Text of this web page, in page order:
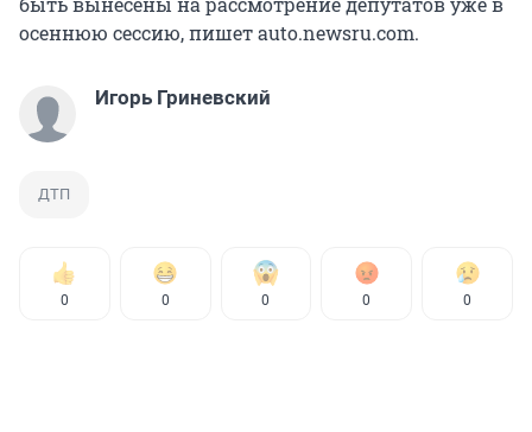
осеннюю сессию, пишет auto.newsru.com.
Игорь Гриневский
ДТП
0 0 0 0 0